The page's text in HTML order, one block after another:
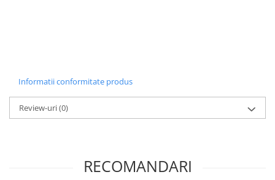
Ventilatoare
Pasta termica
Placi video profesionale
Hard disk-uri externe
Informatii conformitate produs
Review-uri(0)
RECOMANDARI